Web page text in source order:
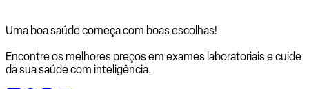
Uma boa saúde começa com boas escolhas!
Encontre os melhores preços em exames laboratoriais e cuide
da sua saúde com inteligência.